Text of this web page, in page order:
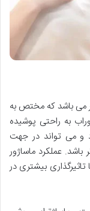
می باشد که مختص به
به راحتی پوشیده
و می تواند در جهت
عملکرد ماساژور
بیشتری در